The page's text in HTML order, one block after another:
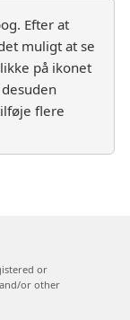
Efter at
muligt at se
på ikonet
flere
or
or other